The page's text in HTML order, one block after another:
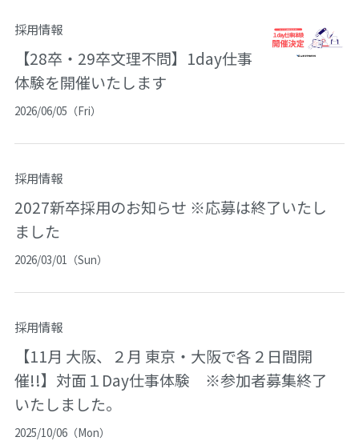
採用情報
【28卒・29卒文理不問】1day仕事
体験を開催いたします
2026/06/05（Fri）
採用情報
2027新卒採用のお知らせ ※応募は終了いたし
ました
2026/03/01（Sun）
採用情報
【11月 大阪、２月 東京・大阪で各２日間開
催!!】対面１Day仕事体験 ※参加者募集終了
いたしました。
2025/10/06（Mon）